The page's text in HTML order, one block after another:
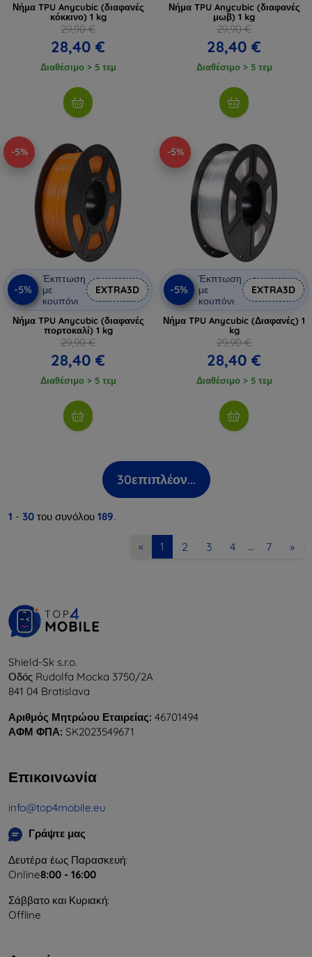
Νήμα TPU Anycubic (διαφανές
κόκκινο) 1 kg
29,90 €
28,40 €
Διαθέσιμο > 5 τεμ
Νήμα TPU Anycubic (διαφανές
μωβ) 1 kg
29,90 €
28,40 €
Διαθέσιμο > 5 τεμ
-5%
-5%
Έκπτωση
με
κουπόνι
EXTRA3D
Νήμα TPU Anycubic (διαφανές
πορτοκαλί) 1 kg
29,90 €
28,40 €
Διαθέσιμο > 5 τεμ
-5%
-5%
Έκπτωση
με
κουπόνι
EXTRA3D
Νήμα TPU Anycubic (Διαφανές) 1
kg
29,90 €
28,40 €
Διαθέσιμο > 5 τεμ
30επιπλέον...
1 - 30 του συνόλου 189.
« 1 2 3 4 … 7 »
Shield-Sk s.r.o.
Οδός Rudolfa Mocka 3750/2A
841 04 Bratislava
Αριθμός Μητρώου Εταιρείας: 46701494
ΑΦΜ ΦΠΑ: SK2023549671
Επικοινωνία
info@top4mobile.eu
Γράψτε μας
Δευτέρα έως Παρασκευή:
Online8:00 - 16:00
Σάββατο και Κυριακή:
Offline